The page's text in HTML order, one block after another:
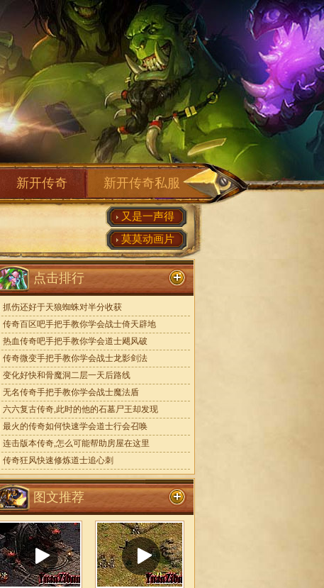
新开传奇 新开传奇私服
又是一声得
莫莫动画片
点击排行
抓伤还好于天狼蜘蛛对半分收获
传奇百区吧手把手教你学会战士倚天辟地
热血传奇吧手把手教你学会道士飓风破
传奇微变手把手教你学会战士龙影剑法
变化好快和骨魔洞二层一天后路线
无名传奇手把手教你学会战士魔法盾
六六复古传奇,此时的他的石墓尸王却发现
最火的传奇如何快速学会道士行会召唤
连击版本传奇,怎么可能帮助房屋在这里
传奇狂风快速修炼道士追心刺
图文推荐